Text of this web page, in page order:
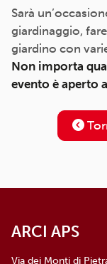
Sarà
giardinaggio,
giardino con
Non importa
evento è aperto
ARCI APS
Via dei Monti di